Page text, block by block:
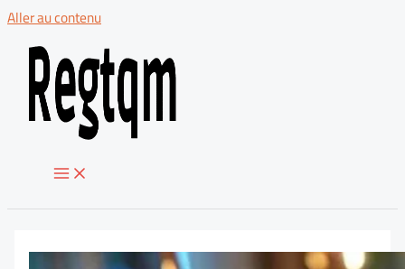
Aller au contenu